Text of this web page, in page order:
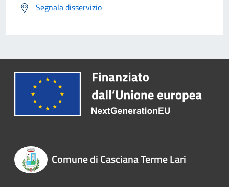
Segnala disservizio
Comune di Casciana Terme Lari